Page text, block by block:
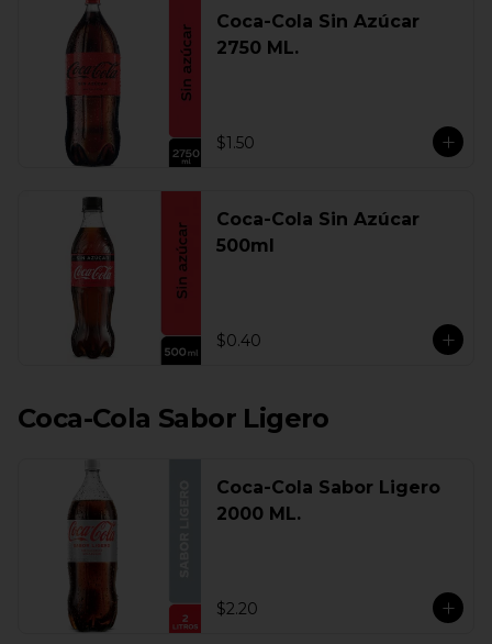
Coca-Cola Sin Azúcar
2750 ML.
$1.50
Coca-Cola Sin Azúcar
500ml
$0.40
Coca-Cola Sabor Ligero
Coca-Cola Sabor Ligero
2000 ML.
$2.20